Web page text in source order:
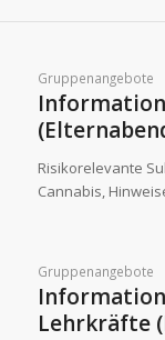
Gruppenangebote
Risikorelevante
Cannabis,
Gruppenangebote
Lehrkräfte